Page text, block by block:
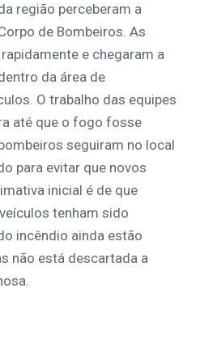
região perceberam a
de Bombeiros. As
e chegaram a
da área de
O trabalho das equipes
até que o fogo fosse
seguiram no local
para evitar que novos
inicial é de que
tenham sido
incêndio ainda estão
não está descartada a